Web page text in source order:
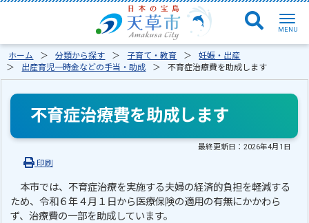
ホーム 分類から探す 子育て・教育
妊娠・出産
出産育児一時金などの手当・助成
不育症治療費を助成します
不育症治療費を助成します
最終更新日：2026年4月1日
印刷
本市では、不育症治療を実施する夫婦の経済的負担を軽減する
ため、令和６年４月１日から医療保険の適用の有無にかかわら
ず、治療費の一部を助成しています。